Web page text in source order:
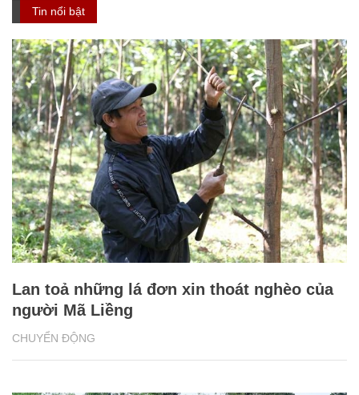
Tin nổi bật
CHUYỂN ĐỘNG
Lan toả những lá đơn xin thoát nghèo của
người Mã Liềng